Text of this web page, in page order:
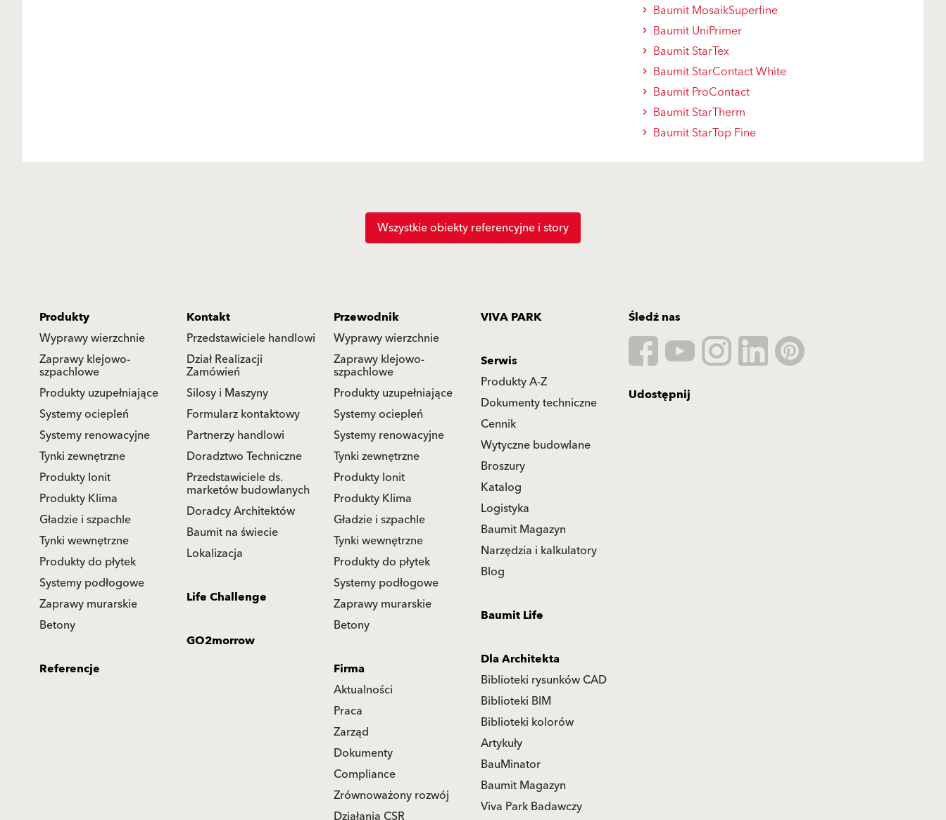
Baumit MosaikSuperfine
Baumit UniPrimer
Baumit StarTex
Baumit StarContact White
Baumit ProContact
Baumit StarTherm
Baumit StarTop Fine
Wszystkie obiekty referencyjne i story
Produkty
Wyprawy wierzchnie
Zaprawy klejowo-
szpachlowe
Produkty uzupełniające
Systemy ociepleń
Systemy renowacyjne
Tynki zewnętrzne
Produkty Ionit
Produkty Klima
Gładzie i szpachle
Tynki wewnętrzne
Produkty do płytek
Systemy podłogowe
Zaprawy murarskie
Betony
Kontakt
Przedstawiciele handlowi
Dział Realizacji
Zamówień
Silosy i Maszyny
Formularz kontaktowy
Partnerzy handlowi
Doradztwo Techniczne
Przedstawiciele ds.
marketów budowlanych
Doradcy Architektów
Baumit na świecie
Lokalizacja
Przewodnik
Wyprawy wierzchnie
Zaprawy klejowo-
szpachlowe
Produkty uzupełniające
Systemy ociepleń
Systemy renowacyjne
Tynki zewnętrzne
Produkty Ionit
Produkty Klima
Gładzie i szpachle
Tynki wewnętrzne
Produkty do płytek
Systemy podłogowe
Zaprawy murarskie
Betony
VIVA PARK
Serwis
Produkty A-Z
Dokumenty techniczne
Cennik
Wytyczne budowlane
Broszury
Katalog
Logistyka
Baumit Magazyn
Narzędzia i kalkulatory
Blog
Life Challenge
Baumit Life
GO2morrow
Dla Architekta
Biblioteki rysunków CAD
Biblioteki BIM
Biblioteki kolorów
Artykuły
BauMinator
Baumit Magazyn
Viva Park Badawczy
Referencje
Firma
Aktualności
Praca
Zarząd
Dokumenty
Compliance
Zrównoważony rozwój
Śledź nas
Udostępnij